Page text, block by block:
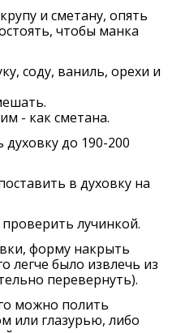
и сметану, опять
чтобы манка
соду, ваниль, орехи и
- как сметана.
до 190-200
в духовку на
лучинкой.
форму накрыть
легче было извлечь из
перевернуть).
можно полить
или глазурью, либо